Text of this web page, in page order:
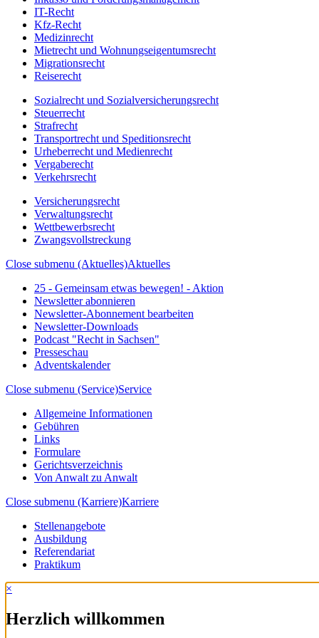
IT-Recht
Kfz-Recht
Medizinrecht
Mietrecht und Wohnungseigentumsrecht
Migrationsrecht
Reiserecht
Sozialrecht und Sozialversicherungsrecht
Steuerrecht
Strafrecht
Transportrecht und Speditionsrecht
Urheberrecht und Medienrecht
Vergaberecht
Verkehrsrecht
Versicherungsrecht
Verwaltungsrecht
Wettbewerbsrecht
Zwangsvollstreckung
Close submenu (Aktuelles)Aktuelles
25 - Gemeinsam etwas bewegen! - Aktion
Newsletter abonnieren
Newsletter-Abonnement bearbeiten
Newsletter-Downloads
Podcast "Recht in Sachsen"
Presseschau
Adventskalender
Close submenu (Service)Service
Allgemeine Informationen
Gebühren
Links
Formulare
Gerichtsverzeichnis
Von Anwalt zu Anwalt
Close submenu (Karriere)Karriere
Stellenangebote
Ausbildung
Referendariat
Praktikum
×
Herzlich willkommen